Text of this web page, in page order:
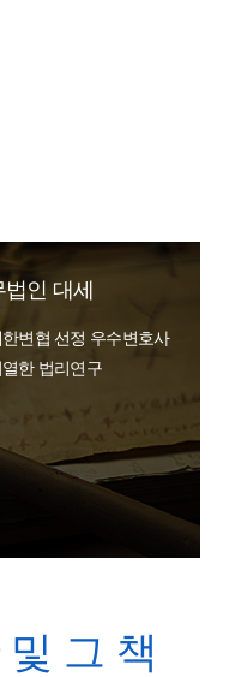
인 대세
변협 선정 우수변호사
한 법리연구
그 책